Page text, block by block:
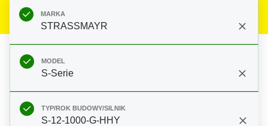
MARKA
STRASSMAYR
MODEL
S-Serie
TYP/ROK BUDOWY/SILNIK
S-12-1000-G-HHY